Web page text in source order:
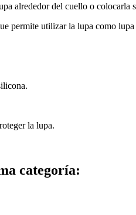
alrededor del cuello o colocarla
permite utilizar la lupa como lupa
la lupa.
categoría: